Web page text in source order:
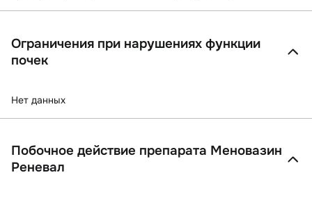
Ограничения при нарушениях функции
почек
Нет данных
Побочное действие препарата Меновазин
Реневал